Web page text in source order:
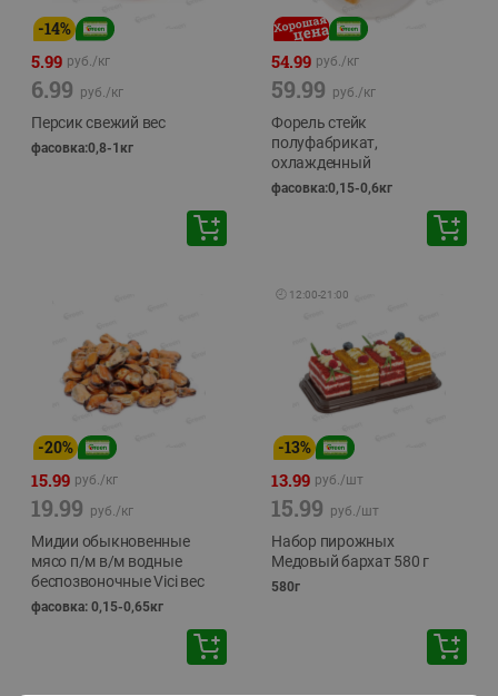
-14%
5.99 руб./кг
6.99 руб./кг
Персик свежий вес
фасовка:0,8-1кг
54.99 руб./кг
59.99 руб./кг
Форель стейк
полуфабрикат,
охлажденный
фасовка:0,15-0,6кг
-20%
15.99 руб./кг
19.99 руб./кг
Мидии обыкновенные
мясо п/м в/м водные
беспозвоночные Vici вес
фасовка: 0,15-0,65кг
🕘 12:00-21:00
-13%
13.99 руб./шт
15.99 руб./шт
Набор пирожных
Медовый бархат 580 г
580г